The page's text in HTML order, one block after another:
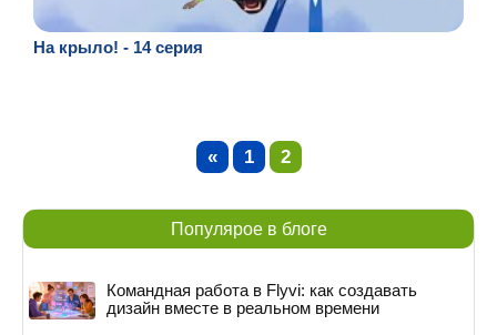
На крыло! - 14 серия
« 1 2
Популярое в блоге
Командная работа в Flyvi: как создавать
дизайн вместе в реальном времени